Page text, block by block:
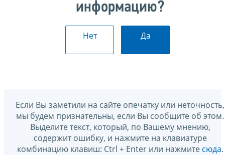
информацию?
Нет Да
Если Вы заметили на сайте опечатку или неточность,
мы будем признательны, если Вы сообщите об этом.
Выделите текст, который, по Вашему мнению,
содержит ошибку, и нажмите на клавиатуре
комбинацию клавиш: Ctrl + Enter или нажмите сюда.